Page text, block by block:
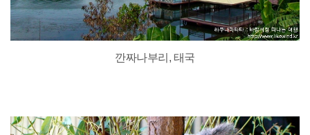
깐짜나부리, 태국